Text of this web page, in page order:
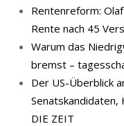
Rentenreform:
Rente nach 45
Warum das
bremst –
Der US-Überblick
Senatskandidaten,
DIE ZEIT